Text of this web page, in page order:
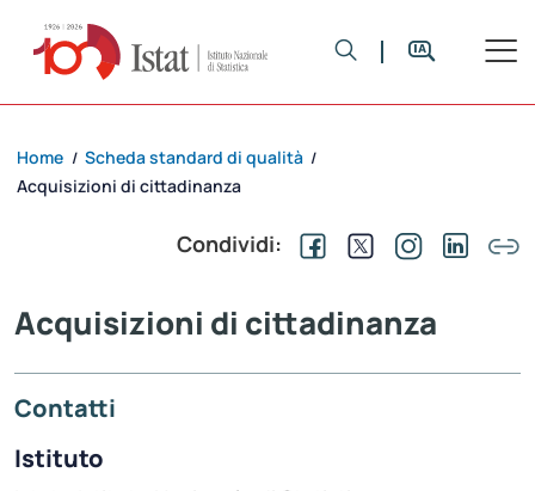
Home / Scheda standard di qualità /
Acquisizioni di cittadinanza
Condividi:
Acquisizioni di cittadinanza
Contatti
Istituto